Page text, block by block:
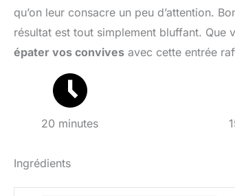
qu’on leur consacre un peu d’attention.
résultat est tout simplement bluffant. Que
épater vos convives avec cette entrée
20 minutes
Ingrédients